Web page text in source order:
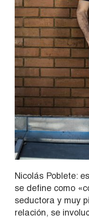
Nicolás Poblete:
se define como
seductora y muy
relación, se